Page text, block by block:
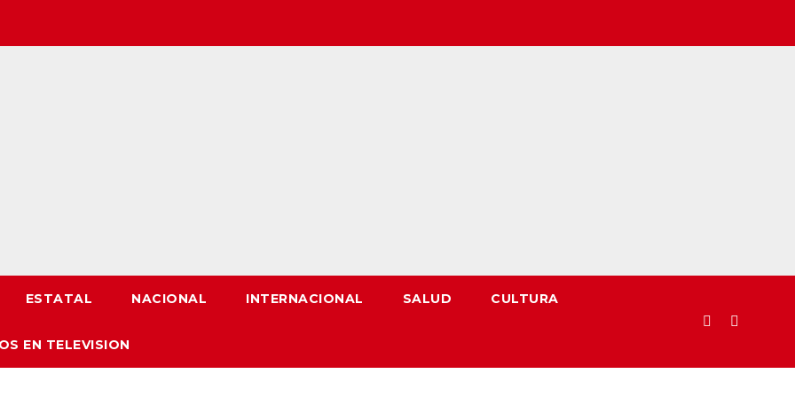
ESTATAL NACIONAL INTERNACIONAL SALUD CULTURA
EN TELEVISION